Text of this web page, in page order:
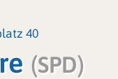
40
(SPD)